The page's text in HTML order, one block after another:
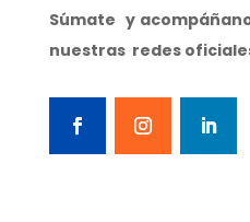
Súmate y
nuestras redes